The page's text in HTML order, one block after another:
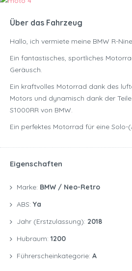
Über das Fahrzeug
Hallo, ich vermiete meine BMW R-
Ein fantastisches, sportliches
Geräusch.
Ein kraftvolles Motorrad dank des
Motors und dynamisch dank der
S1000RR von BMW.
Ein perfektes Motorrad für eine Solo-
Eigenschaften
Marke: BMW / Neo-Retro
ABS: Ya
Jahr (Erstzulassung): 2018
Hubraum: 1200
Führerscheinkategorie: A